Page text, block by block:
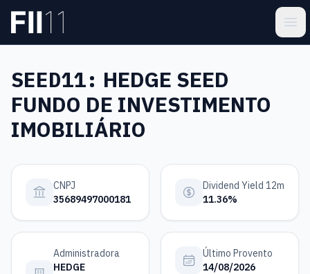
Pular para o conteúdo principal
SEED11: HEDGE SEED
FUNDO DE INVESTIMENTO
IMOBILIÁRIO
CNPJ
35689497000181
Dividend Yield 12m
11.36%
Administradora
HEDGE
Último Provento
14/08/2026